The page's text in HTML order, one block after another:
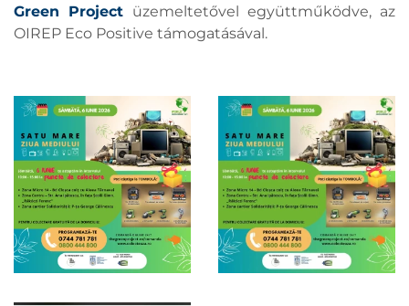
Green Project üzemeltetővel együttműködve, az
OIREP Eco Positive támogatásával.